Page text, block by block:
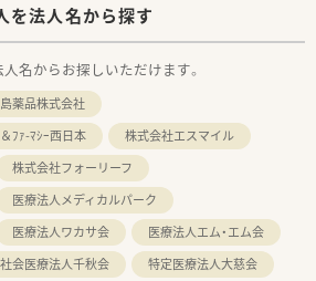
を法人名から探す
名からお探しいただけます。
薬品株式会社
ﾌｧ-ﾏｼｰ西日本
株式会社エスマイル
株式会社フォーリーフ
医療法人メディカルパーク
医療法人ワカサ会
医療法人エム・エム会
社会医療法人千秋会
特定医療法人大慈会